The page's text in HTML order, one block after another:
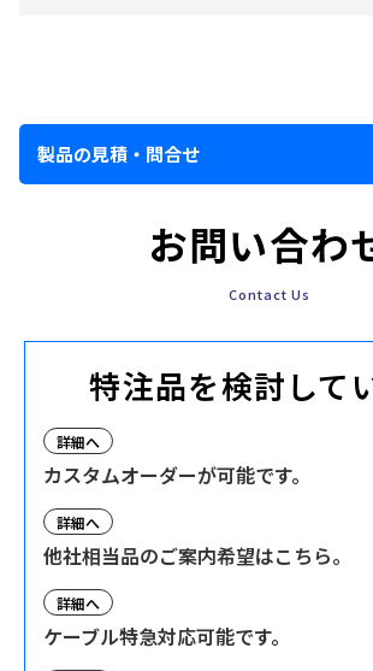
製品の見積・問合せ
お問い合わ
Contact Us
特注品を検討して
詳細へ
カスタムオーダーが可能です。
詳細へ
他社相当品のご案内希望はこちら。
詳細へ
ケーブル特急対応可能です。